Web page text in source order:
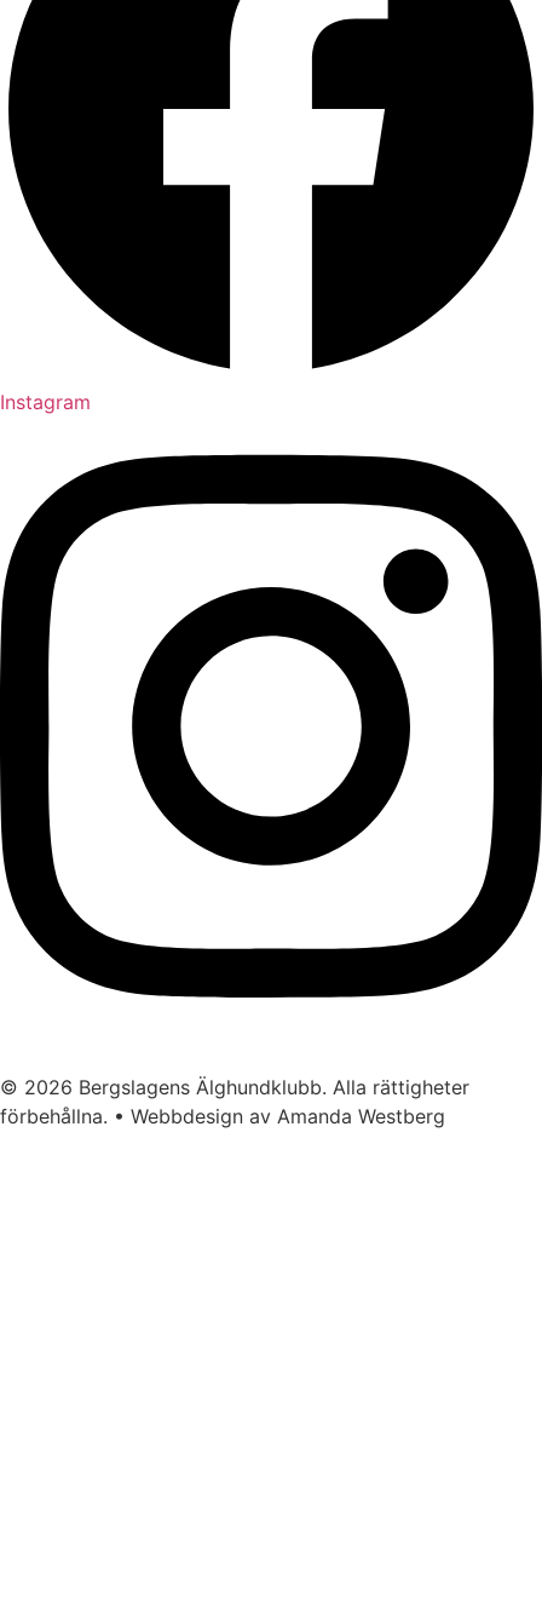
Instagram
© 2026 Bergslagens Älghundklubb. Alla rättigheter
förbehållna. • Webbdesign av Amanda Westberg